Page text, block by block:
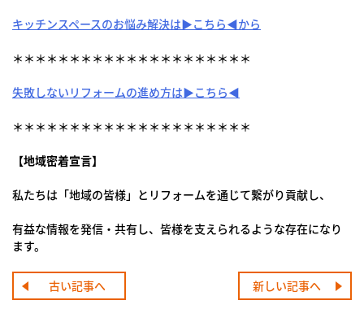
キッチンスペースのお悩み解決は▶こちら◀から
＊＊＊＊＊＊＊＊＊＊＊＊＊＊＊＊＊＊＊＊＊
失敗しないリフォームの進め方は▶こちら◀
＊＊＊＊＊＊＊＊＊＊＊＊＊＊＊＊＊＊＊＊＊
【地域密着宣言】
私たちは「地域の皆様」とリフォームを通じて繋がり貢献し、
有益な情報を発信・共有し、皆様を支えられるような存在になり
ます。
古い記事へ 新しい記事へ